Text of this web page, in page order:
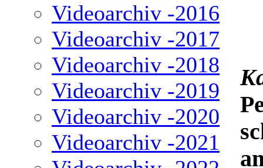
Videoarchiv -2016
Videoarchiv -2017
Videoarchiv -2018
Videoarchiv -2019
Videoarchiv -2020
Videoarchiv -2021